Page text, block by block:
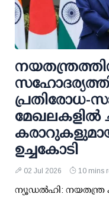
പ്രതിരോധ-
മേഖലകളില്‍
ഉച്ചകോടി
02 Jul 2026 10 mins
ന്യൂഡല്‍ഹി: നയതന്ത്ര